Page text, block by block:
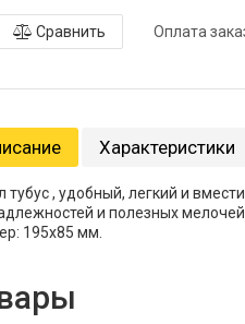
Сравнить Оплата
Характеристики
тубус , удобный, легкий и
и полезных
195х85 мм.